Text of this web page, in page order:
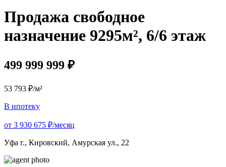
Продажа свободное
назначение 9295м², 6/6 этаж
499 999 999 ₽
53 793 ₽/м²
В ипотеку
от 3 930 675 ₽/месяц
Уфа г., Кировский, Амурская ул., 22